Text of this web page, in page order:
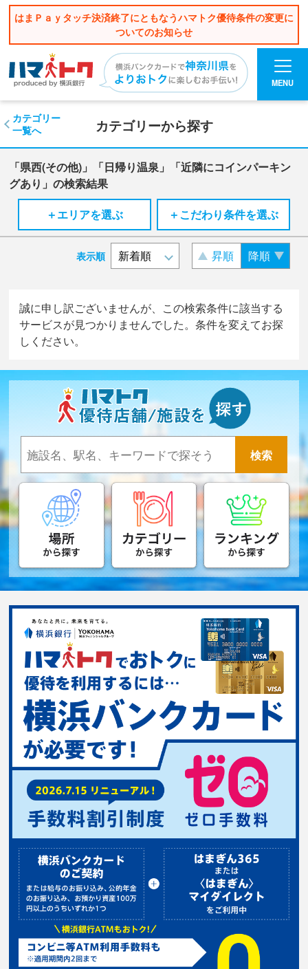
はまＰａｙタッチ決済終了にともなうハマトク優待条件の変更に
ついてのお知らせ
MENU
カテゴリーから探す
カテゴリー
一覧へ
「県西(その他)」「日帰り温泉」「近隣にコインパーキン
グあり」の検索結果
＋エリアを選ぶ
＋こだわり条件を選ぶ
表示順 昇順 降順
誠に申し訳ございませんが、この検索条件に該当する
サービスが見つかりませんでした。条件を変えてお探
しください。